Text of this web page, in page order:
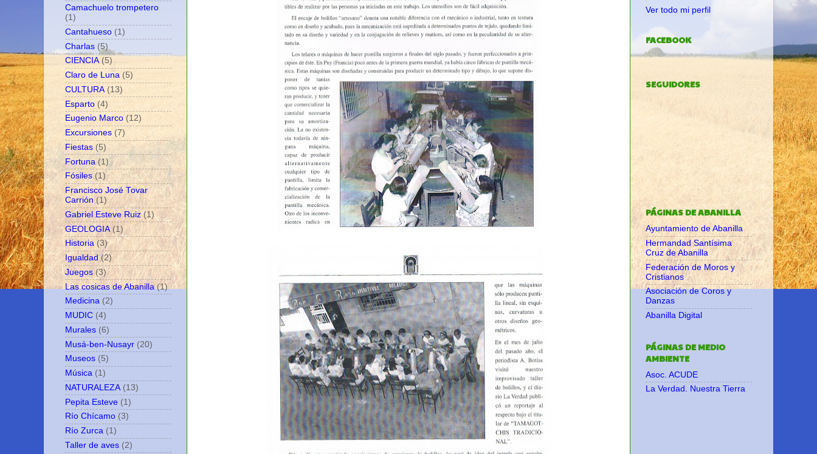
Camachuelo trompetero
(1)
Cantahueso (1)
Charlas (5)
CIENCIA (5)
Claro de Luna (5)
CULTURA (13)
Esparto (4)
Eugenio Marco (12)
Excursiones (7)
Fiestas (5)
Fortuna (1)
Fósiles (1)
Francisco José Tovar
Carrión (1)
Gabriel Esteve Ruiz (1)
GEOLOGIA (1)
Historia (3)
Igualdad (2)
Juegos (3)
Las cosicas de Abanilla (1)
Medicina (2)
MUDIC (4)
Murales (6)
Musá-ben-Nusayr (20)
Museos (5)
Música (1)
NATURALEZA (13)
Pepita Esteve (1)
Río Chícamo (3)
Río Zurca (1)
Taller de aves (2)
Ver todo mi perfil
FACEBOOK
SEGUIDORES
PÁGINAS DE ABANILLA
Ayuntamiento de Abanilla
Hermandad Santísima
Cruz de Abanilla
Federación de Moros y
Cristianos
Asociación de Coros y
Danzas
Abanilla Digital
PÁGINAS DE MEDIO
AMBIENTE
Asoc. ACUDE
La Verdad. Nuestra Tierra